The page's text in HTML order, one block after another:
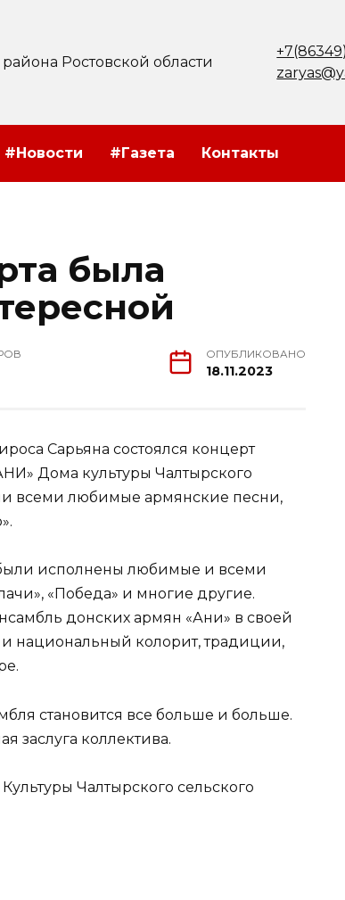
Ростовской области
#Новости #Газета Контакты
была
ОПУБЛИКОВАНО
18.11.2023
Сарьяна состоялся концерт
Дома культуры Чалтырского
всеми любимые армянские песни,
исполнены любимые и всеми
«Победа» и многие другие.
донских армян «Ани» в своей
и национальный колорит, традиции,
становится все больше и больше.
заслуга коллектива.
Чалтырского сельского